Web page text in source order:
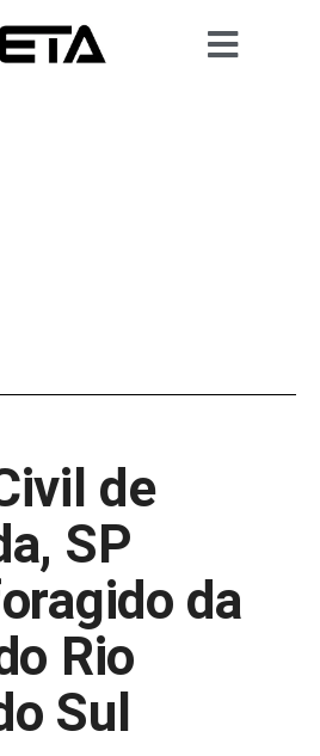
de
SP
da
Rio
Sul